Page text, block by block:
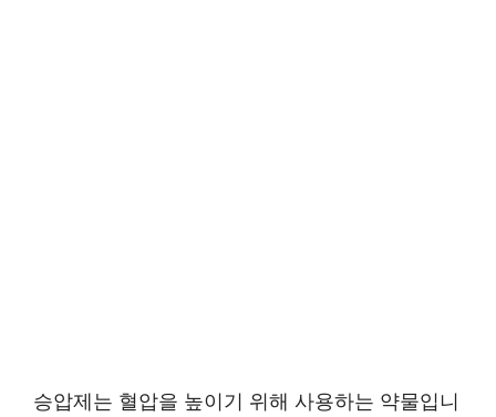
승압제는 혈압을 높이기 위해 사용하는 약물입니